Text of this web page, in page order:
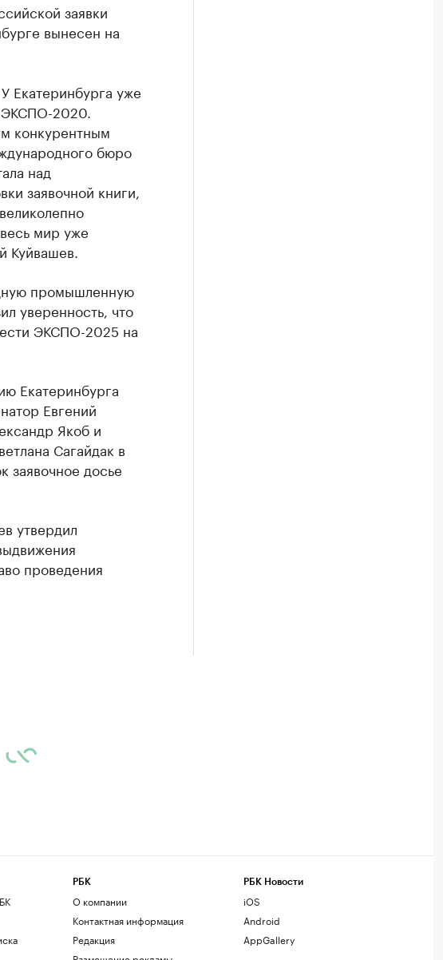
заявки
вынесен на
Екатеринбурга уже
ЭКСПО-2020.
конкурентным
бюро
над
заявочной книги,
мир уже
Куйвашев.
промышленную
уверенность, что
ЭКСПО-2025 на
Екатеринбурга
Евгений
Якоб и
Сагайдак в
досье
утвердил
проведения
РБК
О компании
Контактная информация
Редакция
РБК Новости
iOS
Android
AppGallery